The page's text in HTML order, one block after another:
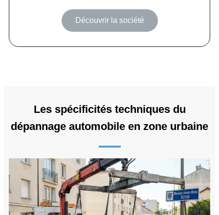
Découvrir la société
Les spécificités techniques du
dépannage automobile en zone urbaine